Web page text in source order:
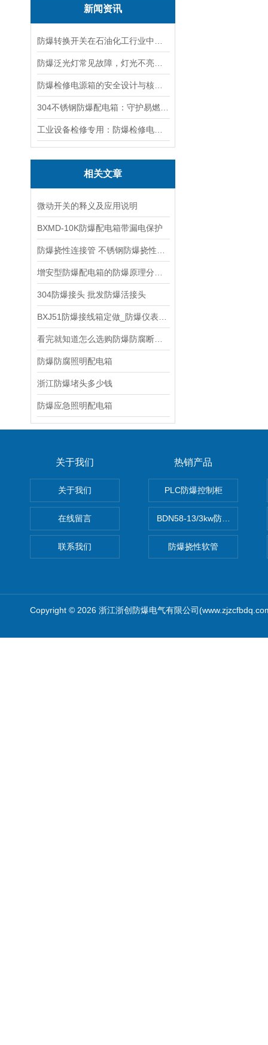
新闻资讯
相关文章
微动开关的释义及应用说明
BXMD-10K防爆配电箱带漏电保护
304防爆接头 批发防爆活接头
防爆防腐照明配电箱
浙江防爆堵头多少钱
防爆应急照明配电箱
关于我们
关于我们
在线留言
联系我们
热销产品
PLC防爆控制柜
BDN58-13/3kw防爆电热油汀
防爆挠性软管
Copyright © 2026 浙江浙创防爆电气有限公司